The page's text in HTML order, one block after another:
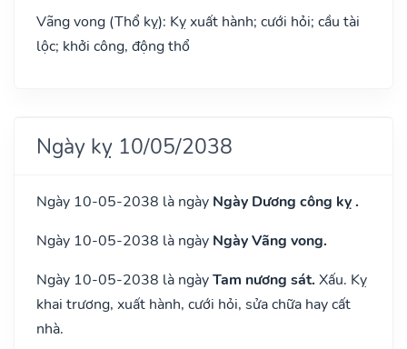
Vãng vong (Thổ kỵ): Kỵ xuất hành; cưới hỏi; cầu tài
lộc; khởi công, động thổ
Ngày kỵ 10/05/2038
Ngày 10-05-2038 là ngày Ngày Dương công kỵ .
Ngày 10-05-2038 là ngày Ngày Vãng vong.
Ngày 10-05-2038 là ngàyTam nương sát. Xấu. Kỵ
khai trương, xuất hành, cưới hỏi, sửa chữa hay cất
nhà.